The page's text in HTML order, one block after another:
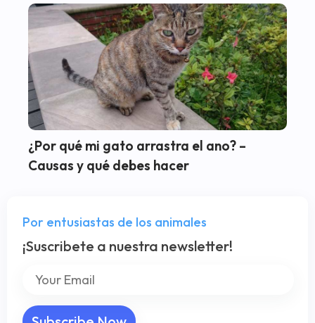
¿Por qué mi gato arrastra el ano? –
Causas y qué debes hacer
Por entusiastas de los animales
¡Suscribete a nuestra newsletter!